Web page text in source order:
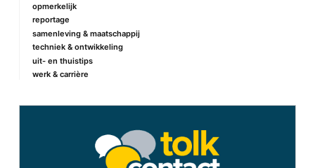
opmerkelijk
reportage
samenleving & maatschappij
techniek & ontwikkeling
uit- en thuistips
werk & carrière